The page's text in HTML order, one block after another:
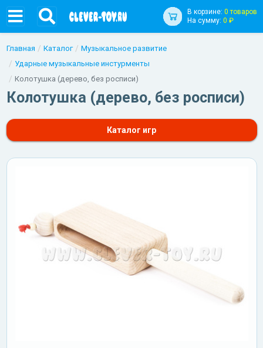
В корзине: 0 товаров
На сумму: 0 ₽
Главная Каталог
Музыкальное развитие
Ударные музыкальные инстурменты
Колотушка (дерево, без росписи)
Колотушка (дерево, без росписи)
Каталог игр